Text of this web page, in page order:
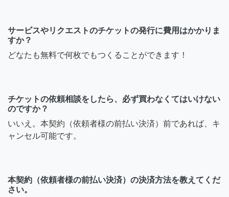
サービスやリクエストのチケットの発行に費用はかかりま
すか？
どなたも無料で何枚でもつくることができます！
チケットの依頼相談をしたら、必ず買わなくてはいけない
のですか？
いいえ。本契約（依頼者様の前払い決済）前であれば、キ
ャンセル可能です。
本契約（依頼者様の前払い決済）の決済方法を教えてくだ
さい。